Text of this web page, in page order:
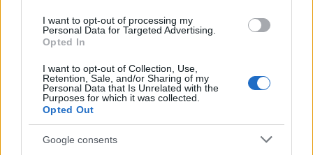
I want to opt-out of processing my
Personal Data for Targeted Advertising.
Opted In
I want to opt-out of Collection, Use,
Retention, Sale, and/or Sharing of my
Personal Data that Is Unrelated with the
Purposes for which it was collected.
Opted Out
Google consents
in Europa: classifica dei 5 centri di riferimento
pe…
Incendi, a San Pasquale arriva il Campo Base:
l’inaugurazione
Andrea Mura conquista Palau: grande
partecipazione per il suo racconto